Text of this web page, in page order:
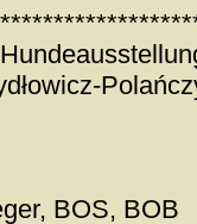
BOS, BOB